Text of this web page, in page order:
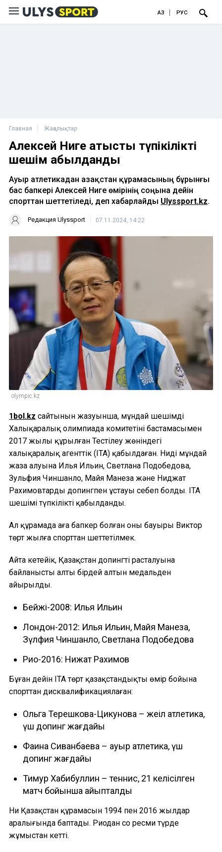
ҚАЗ РУС
Главная Жаңалықтар
Алексей Ниге қатысты түпікілікті
шешім қабылданды
Ауыр атлетикадан Қазақстан құрамасының бұрынғы
бас бапкері Алексей Ниге өмірінің соңына дейін
спорттан шеттетіледі, деп хабарлайды Ulyssport.kz.
Редакция Ulyssport 07.11.2024, 14:22
olympic.kz
1bol.kz сайтынынң жазуынша, мұндай шешімді
Халықаралық олимпиада комитетінің бастамасымен
2017 жылы құрылған Тестілеу жөніндегі
халықаралық агенттік (ITA) қабылдаған. Нидің мұндай
жаза алуына Илья Ильин, Светлана Подобедова,
Зульфия Чиншанло, Майя Манеза және Ниджат
Рахимовтардың допингпен ұстауы себеп болды. ITA
шешімі түпкілікті қабылданды.
Ал құрамада аға бапкер болған оның бауыры Виктор
төрт жылға спорттан шеттетілмек.
Айта кетейік, Қазақстан допингтің расталуына
байланысты алты бірдей алтын медальден
айырылды.
Бейжің-2008: Илья Ильин
Лондон-2012: Илья Ильин, Майя Манеза,
Зүлфия Чиншанло, Светлана Подобедова
Рио-2016: Нижат Рахимов
Бұған дейін ITA төрт қазақстандықты өмір бойына
спорттан дисквалификациялаған:
Ольга Терешкова-Цикунова – жеңіл атлетика,
үш допинг жағдайы
Фаина Сиванбаева – ауыр атлетика, үш
допинг жағдайы
Тимур Хабибуллин – теннис, 21 келісілген
матч бойынша айыпталды
Ни Қазақстан құрамасын 1994 пен 2016 жылдар
аралығында баптады. Риодан соң ресми түрде
жұмыстан кетті.